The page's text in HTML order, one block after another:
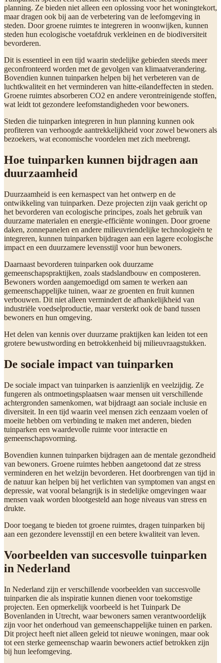
planning. Ze bieden niet alleen een oplossing voor het woningtekort,
maar dragen ook bij aan de verbetering van de leefomgeving in
steden. Door groene ruimtes te integreren in woonwijken, kunnen
steden hun ecologische voetafdruk verkleinen en de biodiversiteit
bevorderen.
Dit is essentieel in een tijd waarin stedelijke gebieden steeds meer
geconfronteerd worden met de gevolgen van klimaatverandering.
Bovendien kunnen tuinparken helpen bij het verbeteren van de
luchtkwaliteit en het verminderen van hitte-eilandeffecten in steden.
Groene ruimtes absorberen CO2 en andere verontreinigende stoffen,
wat leidt tot gezondere leefomstandigheden voor bewoners.
Steden die tuinparken integreren in hun planning kunnen ook
profiteren van verhoogde aantrekkelijkheid voor zowel bewoners als
bezoekers, wat economische voordelen met zich meebrengt.
Hoe tuinparken kunnen bijdragen aan
duurzaamheid
Duurzaamheid is een kernaspect van het ontwerp en de
ontwikkeling van tuinparken. Deze projecten zijn vaak gericht op
het bevorderen van ecologische principes, zoals het gebruik van
duurzame materialen en energie-efficiënte woningen. Door groene
daken, zonnepanelen en andere milieuvriendelijke technologieën te
integreren, kunnen tuinparken bijdragen aan een lagere ecologische
impact en een duurzamere levensstijl voor hun bewoners.
Daarnaast bevorderen tuinparken ook duurzame
gemeenschapspraktijken, zoals stadslandbouw en composteren.
Bewoners worden aangemoedigd om samen te werken aan
gemeenschappelijke tuinen, waar ze groenten en fruit kunnen
verbouwen. Dit niet alleen vermindert de afhankelijkheid van
industriële voedselproductie, maar versterkt ook de band tussen
bewoners en hun omgeving.
Het delen van kennis over duurzame praktijken kan leiden tot een
grotere bewustwording en betrokkenheid bij milieuvraagstukken.
De sociale impact van tuinparken
De sociale impact van tuinparken is aanzienlijk en veelzijdig. Ze
fungeren als ontmoetingsplaatsen waar mensen uit verschillende
achtergronden samenkomen, wat bijdraagt aan sociale inclusie en
diversiteit. In een tijd waarin veel mensen zich eenzaam voelen of
moeite hebben om verbinding te maken met anderen, bieden
tuinparken een waardevolle ruimte voor interactie en
gemeenschapsvorming.
Bovendien kunnen tuinparken bijdragen aan de mentale gezondheid
van bewoners. Groene ruimtes hebben aangetoond dat ze stress
verminderen en het welzijn bevorderen. Het doorbrengen van tijd in
de natuur kan helpen bij het verlichten van symptomen van angst en
depressie, wat vooral belangrijk is in stedelijke omgevingen waar
mensen vaak worden blootgesteld aan hoge niveaus van stress en
drukte.
Door toegang te bieden tot groene ruimtes, dragen tuinparken bij
aan een gezondere levensstijl en een betere kwaliteit van leven.
Voorbeelden van succesvolle tuinparken
in Nederland
In Nederland zijn er verschillende voorbeelden van succesvolle
tuinparken die als inspiratie kunnen dienen voor toekomstige
projecten. Een opmerkelijk voorbeeld is het Tuinpark De
Bovenlanden in Utrecht, waar bewoners samen verantwoordelijk
zijn voor het onderhoud van gemeenschappelijke tuinen en parken.
Dit project heeft niet alleen geleid tot nieuwe woningen, maar ook
tot een sterke gemeenschap waarin bewoners actief betrokken zijn
bij hun leefomgeving.